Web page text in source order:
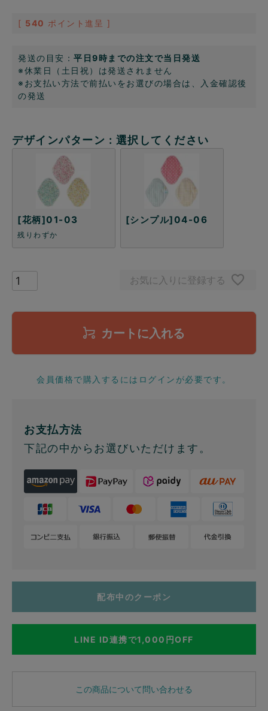
[ 540 ポイント進呈 ]
発送の目安： 平日9時までの注文で当日発送
※休業日（土日祝）は発送されません
※お支払い方法で前払いをお選びの場合は、入金確認後
の発送
デザインパターン 選択してください
[花柄]01-03
残りわずか
[シンプル]04-06
お気に入りに登録する
カートに入れる
会員価格で購入するにはログインが必要です。
お支払方法
下記の中からお選びいただけます。
配布中のクーポン
LINE ID連携で1,000円OFF
この商品について問い合わせる